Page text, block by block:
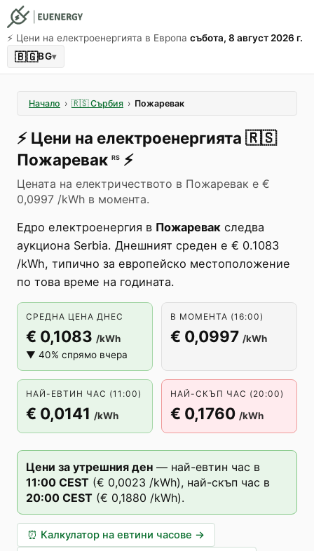
⚡️ Цени на електроенергията в Европа събота, 8 август 2026 г.
🇧🇬BG▾
Начало › 🇷🇸 Сърбия › Пожаревак
⚡️ Цени на електроенергията 🇷🇸
Пожаревак RS ⚡️
Цената на електричеството в Пожаревак е €
0,0997 /kWh в момента.
Едро електроенергия в Пожаревак следва
аукциона Serbia. Днешният среден е € 0.1083
/kWh, типично за европейско местоположение
по това време на годината.
СРЕДНА ЦЕНА ДНЕС
€ 0,1083 /kWh
▼ 40% спрямо вчера
В МОМЕНТА (16:00)
€ 0,0997 /kWh
НАЙ-ЕВТИН ЧАС (11:00)
€ 0,0141 /kWh
НАЙ-СКЪП ЧАС (20:00)
€ 0,1760 /kWh
Цени за утрешния ден — най-евтин час в
11:00 CEST (€ 0,0023 /kWh), най-скъп час в
20:00 CEST (€ 0,1880 /kWh).
⏰ Калкулатор на евтини часове →